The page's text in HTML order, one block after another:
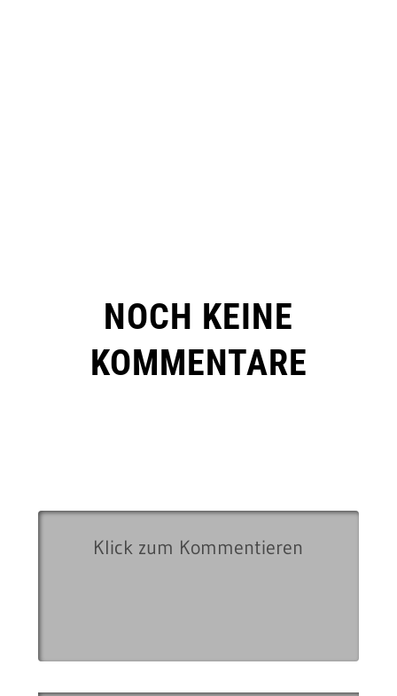
NOCH KEINE
KOMMENTARE